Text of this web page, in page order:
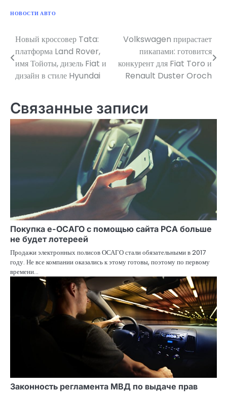
НОВОСТИ АВТО
Навигация
по
записям
Новый кроссовер Tata:
платформа Land Rover,
имя Тойоты, дизель Fiat и
дизайн в стиле Hyundai
Volkswagen прирастает
пикапами: готовится
конкурент для Fiat Toro и
Renault Duster Oroch
Связанные записи
Покупка е-ОСАГО с помощью сайта РСА больше
не будет лотереей
Продажи электронных полисов ОСАГО стали обязательными в 2017
году. Не все компании оказались к этому готовы, поэтому по первому
времени…
Законность регламента МВД по выдаче прав